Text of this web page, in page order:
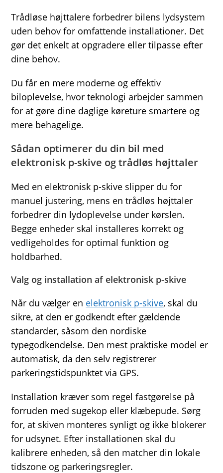
Trådløse højttalere forbedrer bilens lydsystem
uden behov for omfattende installationer. Det
gør det enkelt at opgradere eller tilpasse efter
dine behov.
Du får en mere moderne og effektiv
biloplevelse, hvor teknologi arbejder sammen
for at gøre dine daglige køreture smartere og
mere behagelige.
Sådan optimerer du din bil med
elektronisk p-skive og trådløs højttaler
Med en elektronisk p-skive slipper du for
manuel justering, mens en trådløs højttaler
forbedrer din lydoplevelse under kørslen.
Begge enheder skal installeres korrekt og
vedligeholdes for optimal funktion og
holdbarhed.
Valg og installation af elektronisk p-skive
Når du vælger en elektronisk p-skive, skal du
sikre, at den er godkendt efter gældende
standarder, såsom den nordiske
typegodkendelse. Den mest praktiske model er
automatisk, da den selv registrerer
parkeringstidspunktet via GPS.
Installation kræver som regel fastgørelse på
forruden med sugekop eller klæbepude. Sørg
for, at skiven monteres synligt og ikke blokerer
for udsynet. Efter installationen skal du
kalibrere enheden, så den matcher din lokale
tidszone og parkeringsregler.